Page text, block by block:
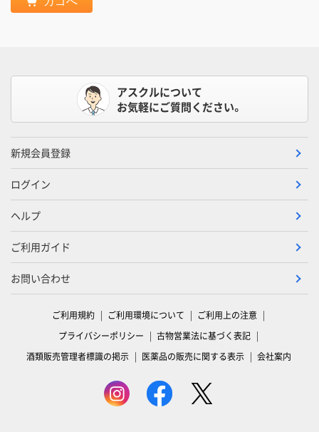
アスクルについて
お気軽にご質問ください。
新規会員登録
ログイン
ヘルプ
ご利用ガイド
お問い合わせ
ご利用規約 ご利用環境について
ご利用上の注意
プライバシーポリシー
古物営業法に基づく表記
酒類販売管理者標識の掲示
医薬品の販売に関する表示 会社案内